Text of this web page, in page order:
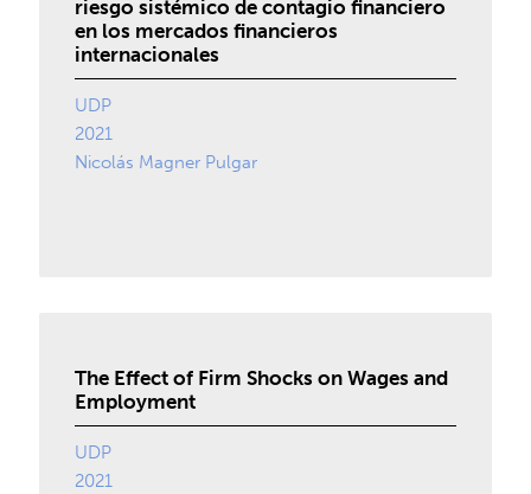
riesgo sistémico de contagio financiero
en los mercados financieros
internacionales
UDP
2021
Nicolás Magner Pulgar
The Effect of Firm Shocks on Wages and
Employment
UDP
2021